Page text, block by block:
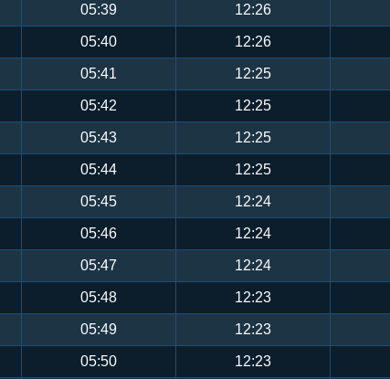
05:39 12:26
05:40 12:26
05:41 12:25
05:42 12:25
05:43 12:25
05:44 12:25
05:45 12:24
05:46 12:24
05:47 12:24
05:48 12:23
05:49 12:23
05:50 12:23